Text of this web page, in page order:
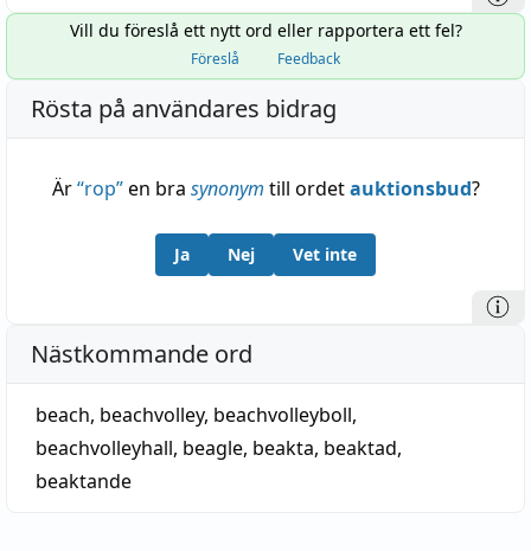
latin ob). Även kanbe-tänkas motsvara
sanskrit api , till, invid. Jämför bild.
Vill du föreslå ett nytt ord eller rapportera ett fel?
Föreslå Feedback
Rösta på användares bidrag
Är“rop”en bra synonym till ordetauktionsbud?
Ja Nej Vet inte
Nästkommande ord
beach, beachvolley, beachvolleyboll,
beachvolleyhall, beagle, beakta, beaktad,
beaktande